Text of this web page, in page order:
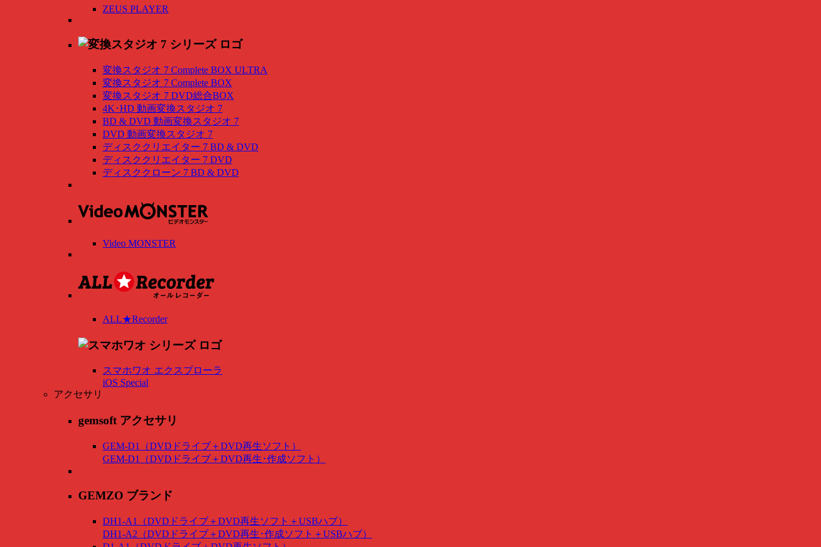
ZEUS PLAYER
変換スタジオ 7 Complete BOX ULTRA
変換スタジオ 7 Complete BOX
変換スタジオ 7 DVD総合BOX
4K･HD 動画変換スタジオ 7
BD & DVD 動画変換スタジオ 7
DVD 動画変換スタジオ 7
ディスククリエイター 7 BD & DVD
ディスククリエイター 7 DVD
ディスククローン 7 BD & DVD
Video MONSTER
ALL★Recorder
スマホワオ エクスプローラ
iOS Special
アクセサリ
gemsoft アクセサリ
GEM-D1（DVDドライブ＋DVD再生ソフト）
GEM-D1（DVDドライブ＋DVD再生･作成ソフト）
GEMZO ブランド
DH1-A1（DVDドライブ＋DVD再生ソフト＋USBハブ）
DH1-A2（DVDドライブ＋DVD再生･作成ソフト＋USBハブ）